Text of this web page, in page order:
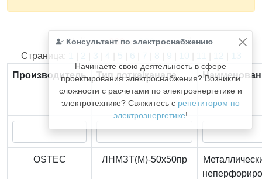
Консультант по электроснабжению
Начинаете свою деятельность в сфере
проектирования электроснабжения? Возникли
сложности с расчетами по электроэнергетике и
электротехнике? Свяжитесь с репетитором по
электроэнергетике!
Найдено366из366записей.
Страница: 1 | 2 | 3 | 4 | 5 | 6 | 7 | 8 | 9 | 10 | 11 | 12 | 13
Производитель
Тип лотка/канала
OSTEC ЛНМЗТ(М)-50x50пр